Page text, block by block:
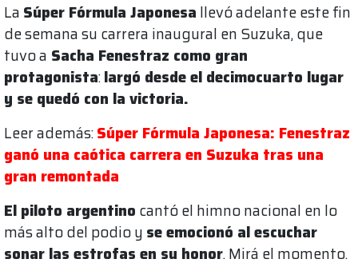
La Súper Fórmula Japonesa llevó adelante este fin
de semana su carrera inaugural en Suzuka, que
tuvo a Sacha Fenestraz como gran
protagonista:largó desde el decimocuarto lugar
y se quedó con la victoria.
Leer además:Súper Fórmula Japonesa: Fenestraz
ganó una caótica carrera en Suzuka tras una
gran remontada
El piloto argentino cantó el himno nacional en lo
más alto del podio y se emocionó al escuchar
sonar las estrofas en su honor. Mirá el momento.